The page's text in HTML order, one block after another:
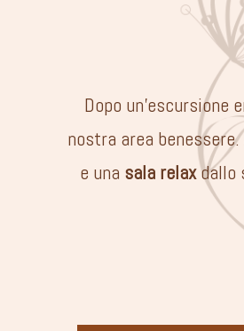
Dopo
nostra area
e una sala relaxdallo